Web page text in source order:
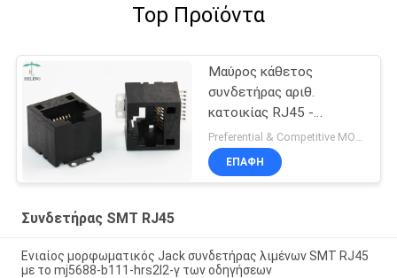
Top Προϊόντα
Μαύρος κάθετος
συνδετήρας αριθ.
κατοικίας RJ45 -
προστατευτικό κάλυμμα
Shell για τις πλήμνες/
δρομολογητής
Preferential & Competitive MOQ:2000
ΕΠΑΦΉ
Συνδετήρας SMT RJ45
Ενιαίος μορφωματικός Jack συνδετήρας λιμένων SMT RJ45
με το mj5688-b111-hrs2l2-γ των οδηγήσεων